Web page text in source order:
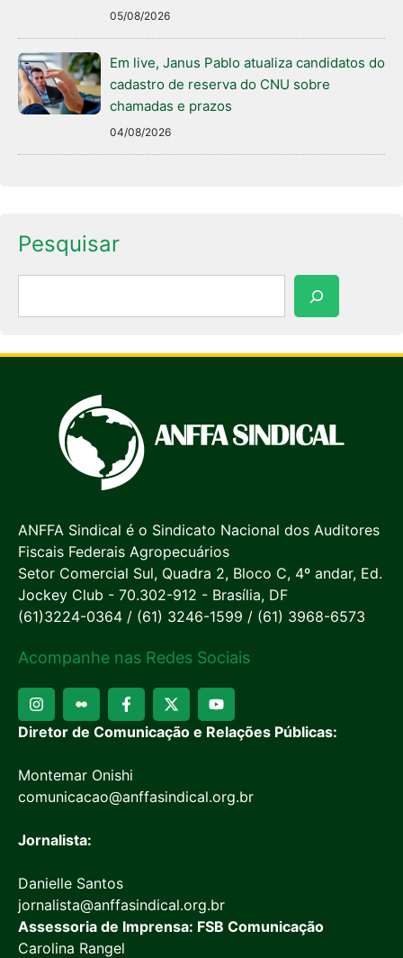
05/08/2026
Em live, Janus Pablo atualiza candidatos do
cadastro de reserva do CNU sobre
chamadas e prazos
04/08/2026
Pesquisar
ANFFA Sindical é o Sindicato Nacional dos Auditores
Fiscais Federais Agropecuários
Setor Comercial Sul, Quadra 2, Bloco C, 4º andar, Ed.
Jockey Club - 70.302-912 - Brasília, DF
(61)3224-0364 / (61) 3246-1599 / (61) 3968-6573
Acompanhe nas Redes Sociais
Diretor de Comunicação e Relações Públicas:
Montemar Onishi
comunicacao@anffasindical.org.br
Jornalista:
Danielle Santos
jornalista@anffasindical.org.br
Assessoria de Imprensa: FSB Comunicação
Carolina Rangel